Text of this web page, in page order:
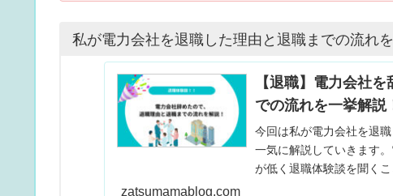
私が電力会社を退職した理由と退職までの流れ
【退職】電力会社
での流れを一挙解説
今回は私が電力会社を退
一気に解説していきます
が低く退職体験談を聞く
zatsumamablog.com